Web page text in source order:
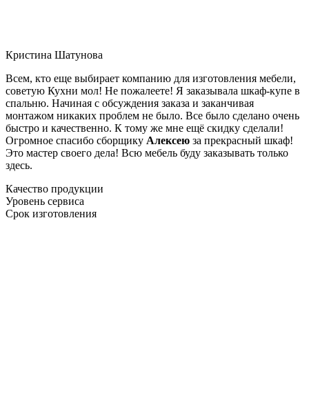
Кристина Шатунова
Всем, кто еще выбирает компанию для изготовления мебели,
советую Кухни мол! Не пожалеете! Я заказывала шкаф-купе в
спальню. Начиная с обсуждения заказа и заканчивая
монтажом никаких проблем не было. Все было сделано очень
быстро и качественно. К тому же мне ещё скидку сделали!
Огромное спасибо сборщику Алексею за прекрасный шкаф!
Это мастер своего дела! Всю мебель буду заказывать только
здесь.
Качество продукции
Уровень сервиса
Срок изготовления